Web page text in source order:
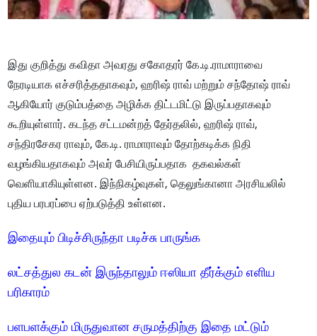
இது குறித்து கவிதா அவரது சகோதரர் கே.டி.ராமாராவை
நேரடியாக எச்சரித்ததாகவும், ஹரிஷ் ராவ் மற்றும் சந்தோஷ் ராவ்
ஆகியோர் குடும்பத்தை அழிக்க திட்டமிட்டு இருப்பதாகவும்
கூறியுள்ளார். கடந்த சட்டமன்றத் தேர்தலில், ஹரிஷ் ராவ்,
சந்திரசேகர ராவும், கே.டி. ராமாராவும் தோற்கடிக்க நிதி
வழங்கியதாகவும் அவர் பேசியிருப்பதாக தகவல்கள்
வெளியாகியுள்ளன. இந்நிகழ்வுகள், தெலுங்கானா அரசியலில்
புதிய பரபரப்பை ஏற்படுத்தி உள்ளன.
இதையும் பிடிச்சிருந்தா படிச்சு பாருங்க
லட்சத்துல கடன் இருந்தாலும் ஈஸியா தீர்க்கும் எளிய
பரிகாரம்
பளபளக்கும் மிருதுவான சருமத்திற்கு இதை மட்டும்